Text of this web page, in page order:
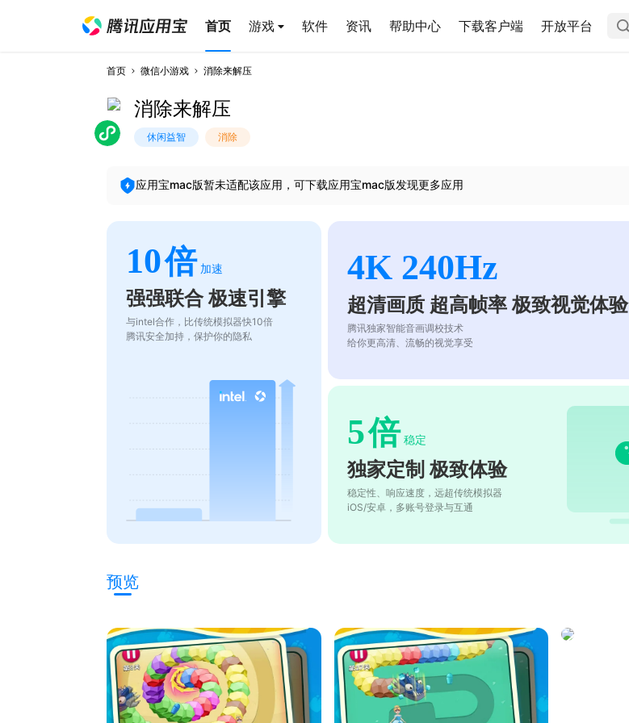
首页 游戏 软件 资讯 帮助中心 下载客户端 开放平台
首页 微信小游戏 消除来解压
消除来解压
休闲益智 消除
应用宝mac版暂未适配该应用，可下载应用宝mac版发现更多应用
10倍 加速
强强联合 极速引擎
与intel合作，比传统模拟器快10倍
腾讯安全加持，保护你的隐私
4K 240Hz
超清画质 超高帧率 极致视觉体验
腾讯独家智能音画调校技术
给你更高清、流畅的视觉享受
5倍 稳定
独家定制 极致体验
稳定性、响应速度，远超传统模拟器
iOS/安卓，多账号登录与互通
预览